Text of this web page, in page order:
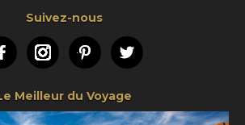
Suivez-nous
FacebookInstagramPinterestTwitter
Meilleur du Voyage